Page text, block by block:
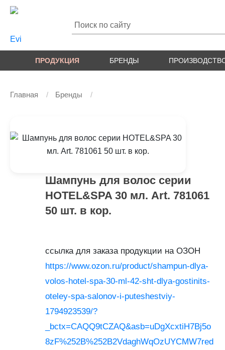
ПРОДУКЦИЯ БРЕНДЫ
Главная Бренды
Шампунь для волос серии
HOTEL&SPA 30 мл. Art. 781061
50 шт. в кор.
ссылка для заказа продукции на ОЗОН
https://www.ozon.ru/product/shampun-dlya-
volos-hotel-spa-30-ml-42-sht-dlya-gostinits-
oteley-spa-salonov-i-puteshestviy-
1794923539/?
_bctx=CAQQ9tCZAQ&asb=uDgXcxtiH7Bj5o
8zF%252B%252B2VdaghWqOzUYCMW7red